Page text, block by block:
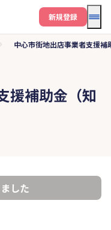
メ
新規登録
中心市街地出店事業者支援補
援補助金（知
した